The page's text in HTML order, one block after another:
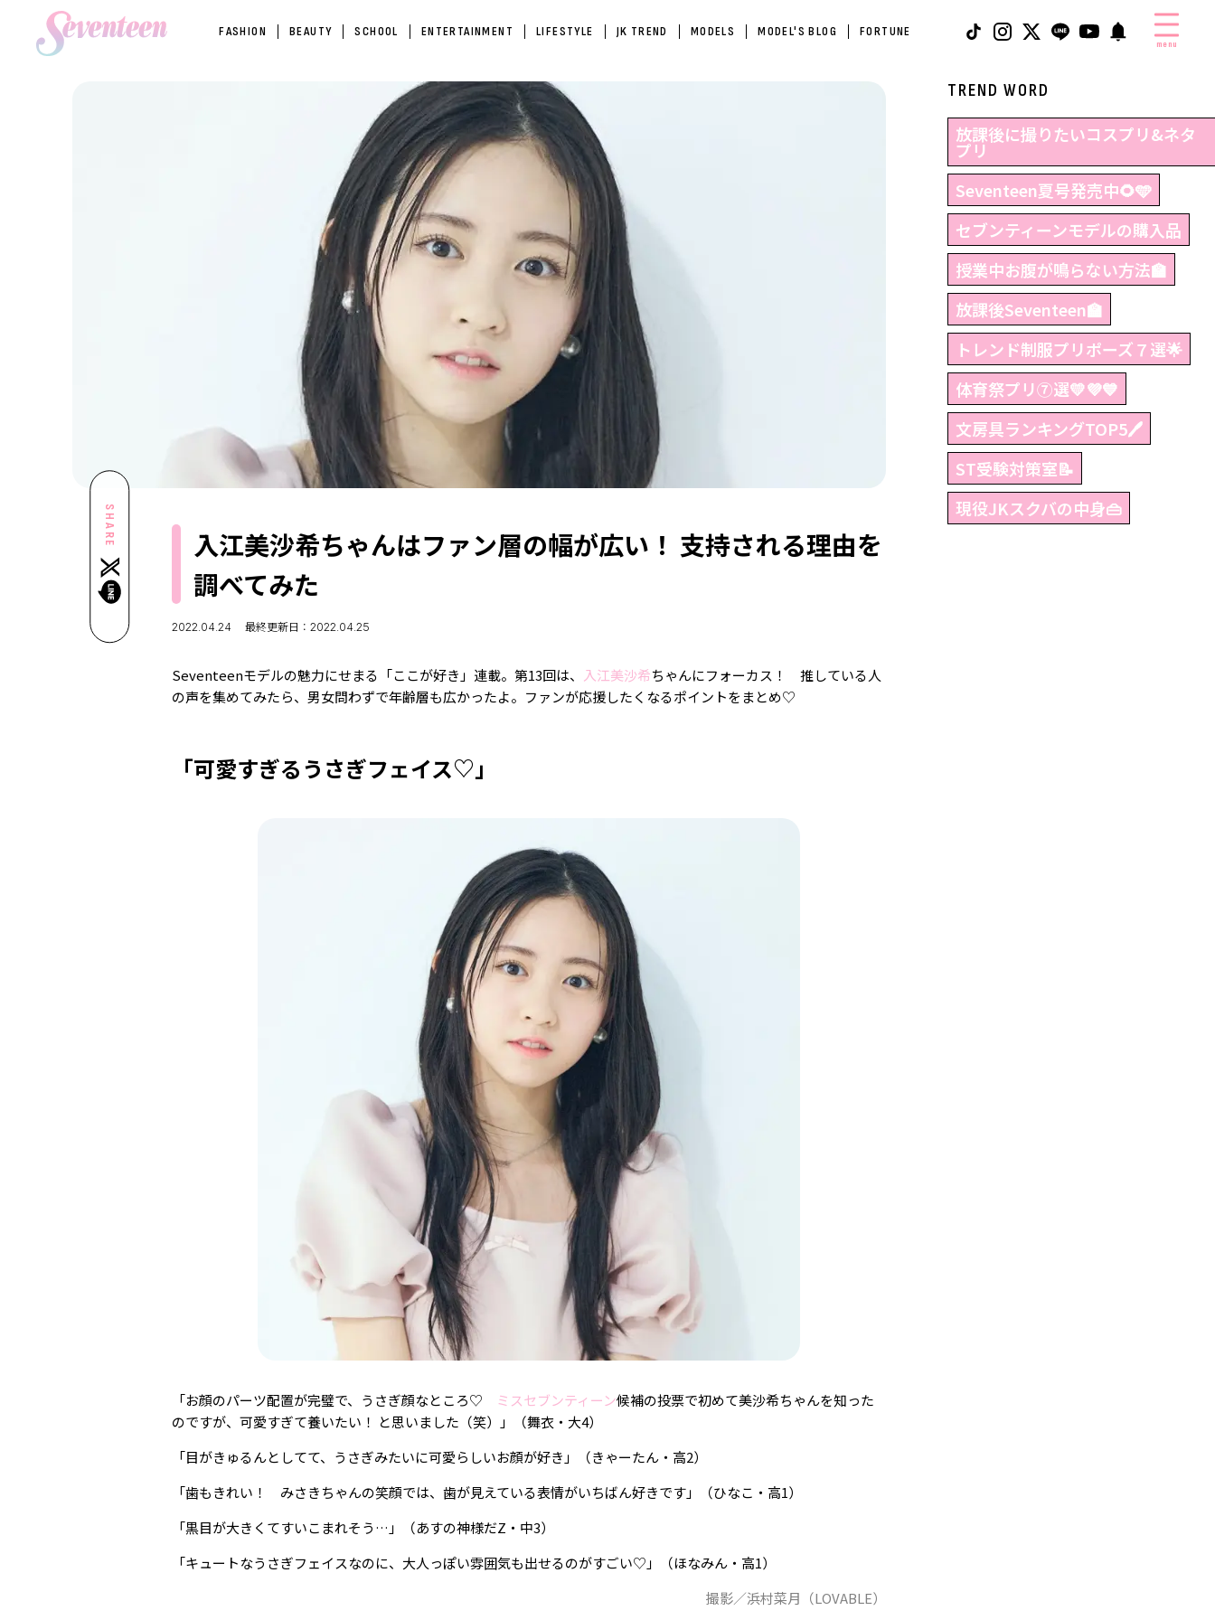
FASHION BEAUTY SCHOOL ENTERTAINMENT LIFESTYLE JK TREND MODELS MODEL'S BLOG FORTUNE
menu
SHARE
入江美沙希ちゃんはファン層の幅が広い！ 支持される理由を
調べてみた
2022.04.24 最終更新日：2022.04.25
Seventeenモデルの魅力にせまる「ここが好き」連載。第13回は、 入江美沙希ちゃんにフォーカス！ 推している人
の声を集めてみたら、男女問わずで年齢層も広かったよ。ファンが応援したくなるポイントをまとめ♡
「可愛すぎるうさぎフェイス♡」
「お顔のパーツ配置が完璧で、うさぎ顔なところ♡ ミスセブンティーン候補の投票で初めて美沙希ちゃんを知った
のですが、可愛すぎて養いたい！ と思いました（笑）」（舞衣・大4）
「目がきゅるんとしてて、うさぎみたいに可愛らしいお顔が好き」（きゃーたん・高2）
「歯もきれい！ みさきちゃんの笑顔では、歯が見えている表情がいちばん好きです」（ひなこ・高1）
「黒目が大きくてすいこまれそう…」（あすの神様だZ・中3）
「キュートなうさぎフェイスなのに、大人っぽい雰囲気も出せるのがすごい♡」（ほなみん・高1）
撮影／浜村菜月（LOVABLE）
TREND WORD
放課後に撮りたいコスプリ&ネタ
プリ
Seventeen夏号発売中🌻🩵
セブンティーンモデルの購入品
授業中お腹が鳴らない方法🏫
放課後Seventeen🏫
トレンド制服プリポーズ７選🌟
体育祭プリ⑦選💛💜💙
文房具ランキングTOP5🖊
ST受験対策室📝
現役JKスクバの中身👜